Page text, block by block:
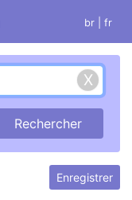
br | fr
Enregistrer